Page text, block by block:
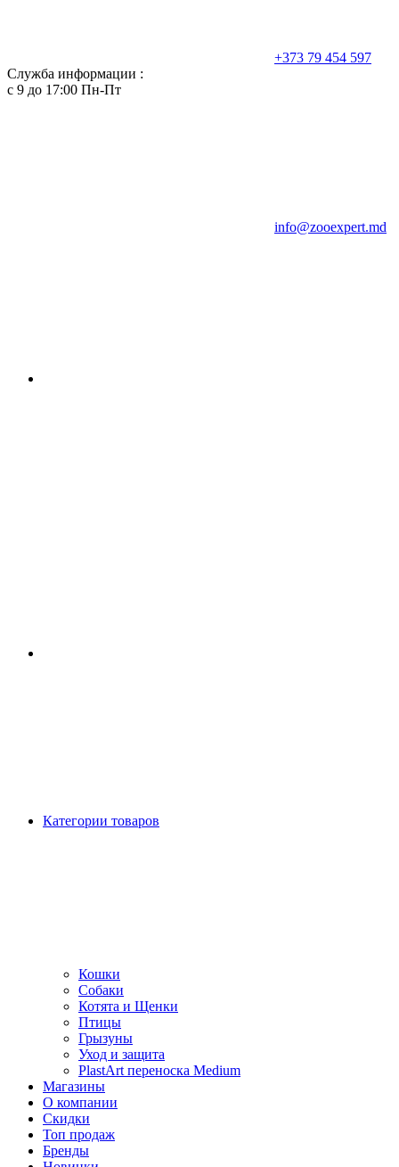
+373 79 454 597
Служба информации :
с 9 до 17:00 Пн-Пт
info@zooexpert.md
Категории товаров
Кошки
Собаки
Котята и Щенки
Птицы
Грызуны
Уход и защита
PlastArt переноска Medium
Магазины
О компании
Скидки
Топ продаж
Бренды